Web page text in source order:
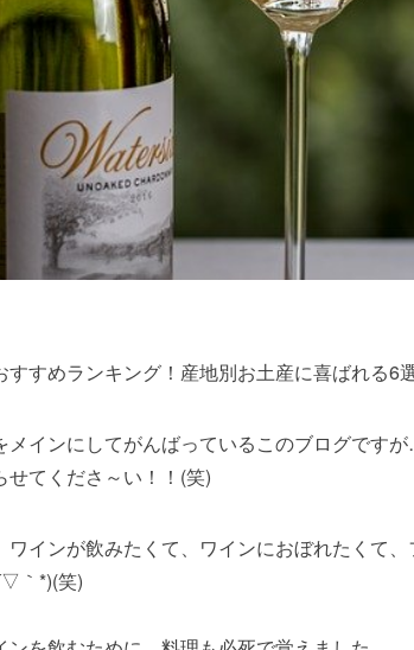
すすめランキング！産地別お土産に喜ばれる6
インにしてがんばっているこのブログですが
せてくださ～い！！(笑)
ワインが飲みたくて、ワインにおぼれたくて
｀*)(笑)